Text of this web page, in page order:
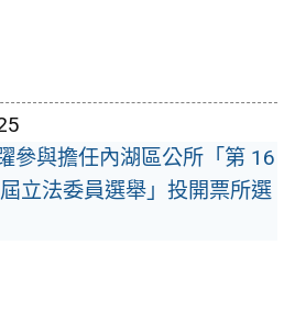
參與擔任內湖區公所「第 16
立法委員選舉」投開票所選